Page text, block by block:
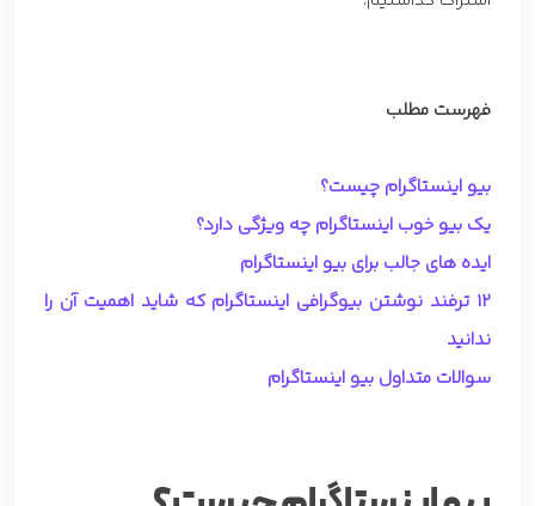
فهرست مطلب
بیو اینستاگرام چیست؟
یک بیو خوب اینستاگرام چه ویژگی دارد؟
ایده های جالب برای بیو اینستاگرام
12 ترفند نوشتن بیوگرافی اینستاگرام که شاید اهمیت آن را
ندانید
سوالات متداول بیو اینستاگرام